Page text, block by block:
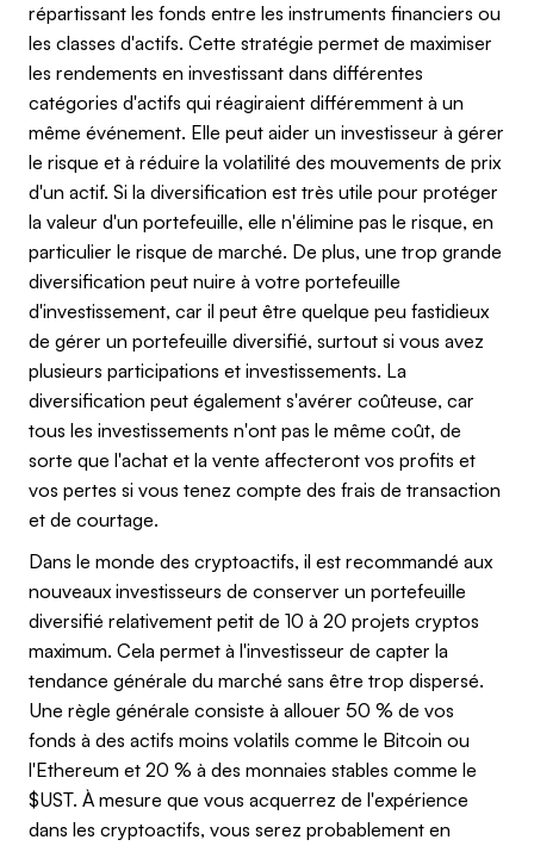
répartissant les fonds entre les instruments financiers ou
les classes d'actifs. Cette stratégie permet de maximiser
les rendements en investissant dans différentes
catégories d'actifs qui réagiraient différemment à un
même événement. Elle peut aider un investisseur à gérer
le risque et à réduire la volatilité des mouvements de prix
d'un actif. Si la diversification est très utile pour protéger
la valeur d'un portefeuille, elle n'élimine pas le risque, en
particulier le risque de marché. De plus, une trop grande
diversification peut nuire à votre portefeuille
d'investissement, car il peut être quelque peu fastidieux
de gérer un portefeuille diversifié, surtout si vous avez
plusieurs participations et investissements. La
diversification peut également s'avérer coûteuse, car
tous les investissements n'ont pas le même coût, de
sorte que l'achat et la vente affecteront vos profits et
vos pertes si vous tenez compte des frais de transaction
et de courtage.
Dans le monde des cryptoactifs, il est recommandé aux
nouveaux investisseurs de conserver un portefeuille
diversifié relativement petit de 10 à 20 projets cryptos
maximum. Cela permet à l'investisseur de capter la
tendance générale du marché sans être trop dispersé.
Une règle générale consiste à allouer 50 % de vos
fonds à des actifs moins volatils comme le Bitcoin ou
l'Ethereum et 20 % à des monnaies stables comme le
$UST. À mesure que vous acquerrez de l'expérience
dans les cryptoactifs, vous serez probablement en